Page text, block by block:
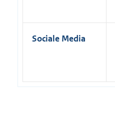
Sociale Media